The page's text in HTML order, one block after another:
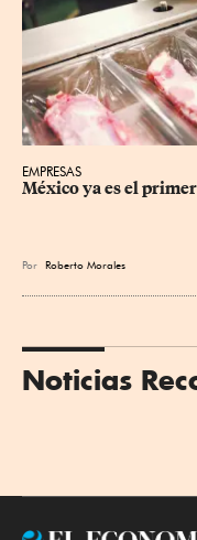
EMPRESAS
México ya es el
Por Roberto Morales
Noticias